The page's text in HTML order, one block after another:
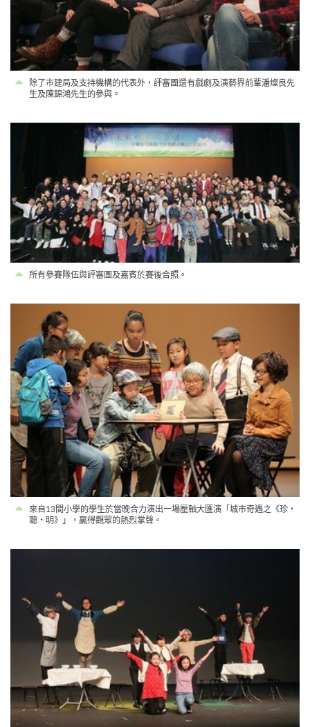
除了市建局及支持機構的代表外，評審團還有戲劇及演藝界前輩潘燦良先
生及陳錦鴻先生的參與。
所有參賽隊伍與評審團及嘉賓於賽後合照。
來自13間小學的學生於當晚合力演出一場壓軸大匯演「城市奇遇之《珍・
聰・明》」，羸得觀眾的熱烈掌聲。